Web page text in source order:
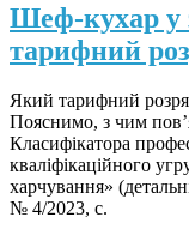
Шеф-кухар у
тарифний
Який тарифний
Пояснимо, з чим
Класифікатора
кваліфікаційного
харчування»
№ 4/2023, с.